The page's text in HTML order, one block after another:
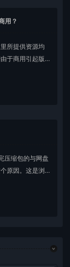
用？
所提供资源均
于商用引起版
压缩包的与网盘
原因。这是浏